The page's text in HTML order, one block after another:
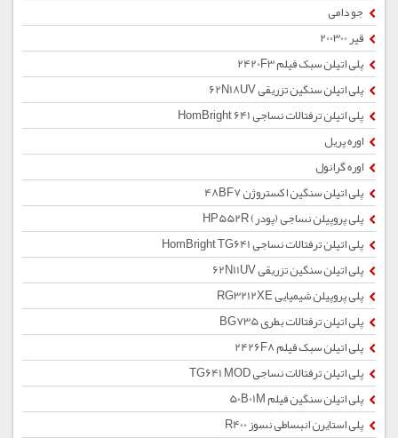
جو دامی
قیر 200300
پلی اتیلن سبک فیلم 2420F3
پلی اتیلن سنگین تزریقی 62N18UV
پلی اتیلن ترفتالات نساجی HomBright 641
اوره پریل
اوره گرانول
پلی اتیلن سنگین اکستروژن 48BF7
پلی پروپیلن نساجی (پودر) HP552R
پلی اتیلن ترفتالات نساجی HomBright TG641
پلی اتیلن سنگین تزریقی 62N11UV
پلی پروپیلن شیمیایی RG3212XE
پلی اتیلن ترفتالات بطری BG735
پلی اتیلن سبک فیلم 2426F8
پلی اتیلن ترفتالات نساجی TG641 MOD
پلی اتیلن سنگین فیلم 50B01M
پلی استایرن انبساطی نسوز R400